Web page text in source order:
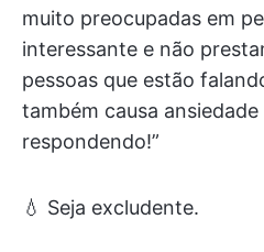
muito preocupadas em
interessante e não
pessoas que estão
também causa
respondendo!”
💧 Seja excludente.